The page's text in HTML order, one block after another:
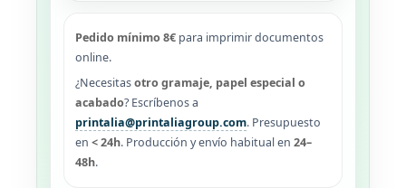
Pedido mínimo 8€ para imprimir documentos
online.
¿Necesitasotro gramaje, papel especial o
acabado? Escríbenos a
printalia@printaliagroup.com. Presupuesto
en < 24h. Producción y envío habitual en 24–
48h.